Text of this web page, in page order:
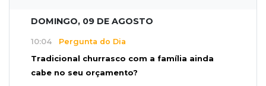
DOMINGO, 09 DE AGOSTO
10:04 Pergunta do Dia
Tradicional churrasco com a família ainda
cabe no seu orçamento?